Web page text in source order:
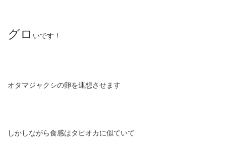
グロ いです！
オタマジャクシの卵を連想させます
しかしながら食感はタピオカに似ていて